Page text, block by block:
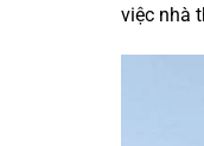
việc nhà